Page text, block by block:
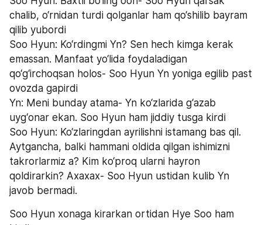
chalib, o‘rnidan turdi qolganlar ham qo‘shilib bayram
qilib yubordi
Soo Hyun: Ko‘rdingmi Yn? Sen hech kimga kerak
emassan. Manfaat yo‘lida foydaladigan
qo‘g‘irchoqsan holos- Soo Hyun Yn yoniga egilib past
ovozda gapirdi
Yn: Meni bunday atama- Yn ko‘zlarida g‘azab
uyg‘onar ekan. Soo Hyun ham jiddiy tusga kirdi
Soo Hyun: Ko‘zlaringdan ayrilishni istamang bas qil.
Aytgancha, balki hammani oldida qilgan ishimizni
takrorlarmiz a? Kim ko‘proq ularni hayron
qoldirarkin? Axaxax- Soo Hyun ustidan kulib Yn
javob bermadi.
Soo Hyun xonaga kirarkan ortidan Hye Soo ham